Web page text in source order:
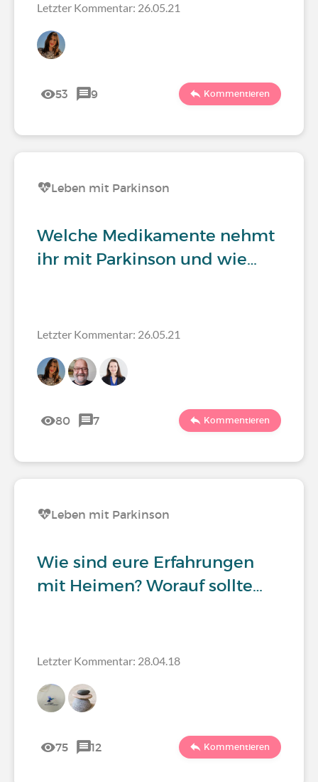
Letzter Kommentar: 26.05.21
53 9 Kommentieren
Leben mit Parkinson
Welche Medikamente nehmt
ihr mit Parkinson und wie…
Letzter Kommentar: 26.05.21
80 7 Kommentieren
Leben mit Parkinson
Wie sind eure Erfahrungen
mit Heimen? Worauf sollte…
Letzter Kommentar: 28.04.18
75 12 Kommentieren